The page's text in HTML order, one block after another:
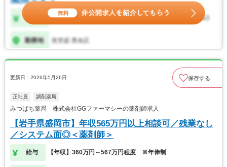
更新日：2026年5月26日 保存する
正社員 調剤薬局
みつばち薬局 株式会社GGファーマシーの薬剤師求人
【岩手県盛岡市】年収565万円以上相談可／残業なし
／システム面◎＜薬剤師＞
給与 【年収】360万円～567万円程度 ※年俸制